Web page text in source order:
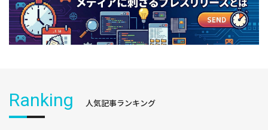
Ranking 人気記事ランキング